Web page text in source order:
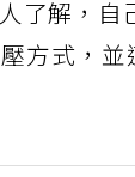
了解，
方式，